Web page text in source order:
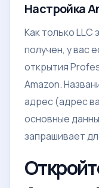
Настройка
Как только LLC
получен, у вас
открытия
Amazon.
адрес (адрес
основные
запрашивает